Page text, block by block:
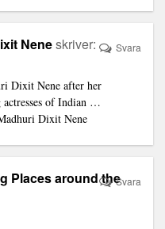
Neneskriver:
Dixit Nene after her
actresses of Indian …
Dixit Nene
Svara
Places around theSvara